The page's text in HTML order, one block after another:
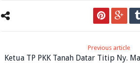
Previous article
Ketua TP PKK Tanah Datar Titip Ny.